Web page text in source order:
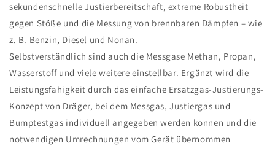
sekundenschnelle Justierbereitschaft, extreme Robustheit
gegen Stöße und die Messung von brennbaren Dämpfen – wie
z. B. Benzin, Diesel und Nonan.
Selbstverständlich sind auch die Messgase Methan, Propan,
Wasserstoff und viele weitere einstellbar. Ergänzt wird die
Leistungsfähigkeit durch das einfache Ersatzgas-Justierungs-
Konzept von Dräger, bei dem Messgas, Justiergas und
Bumptestgas individuell angegeben werden können und die
notwendigen Umrechnungen vom Gerät übernommen